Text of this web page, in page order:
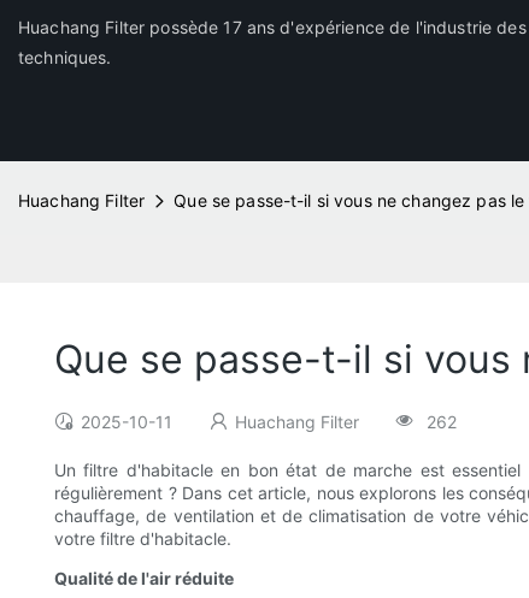
Huachang Filter possède 17 ans d'expérience de l'industrie
techniques.
Huachang Filter Que se passe-t-il si vous ne changez pas
Que se passe-t-il si vous
2025-10-11 Huachang Filter 262
Un filtre d'habitacle en bon état de marche est
régulièrement ? Dans cet article, nous explorons les
chauffage, de ventilation et de climatisation de votre
votre filtre d'habitacle.
Qualité de l'air réduite